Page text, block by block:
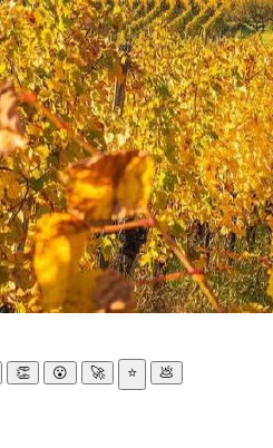
👏 😮 🚀 ⭐ 💩